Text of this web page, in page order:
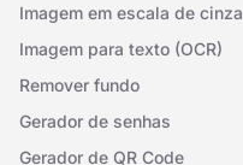
Imagem em escala de cinza
Imagem para texto (OCR)
Remover fundo
Gerador de senhas
Gerador de QR Code